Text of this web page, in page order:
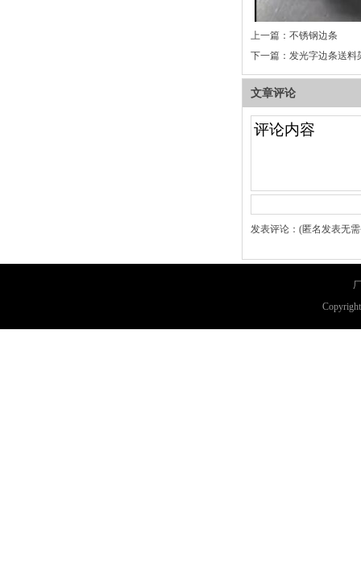
上一篇： 不锈钢边条
下一篇： 发光字边条送料
文章评论
发表评论：(匿名发表无